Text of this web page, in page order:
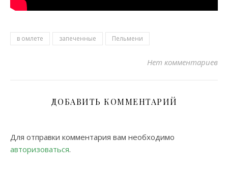
в омлете запеченные Пельмени
Нет комментариев
ДОБАВИТЬ КОММЕНТАРИЙ
Для отправки комментария вам необходимо
авторизоваться.